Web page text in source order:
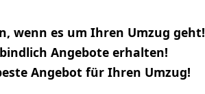
wenn es um Ihren Umzug geht!
Angebote erhalten!
Angebot für Ihren Umzug!